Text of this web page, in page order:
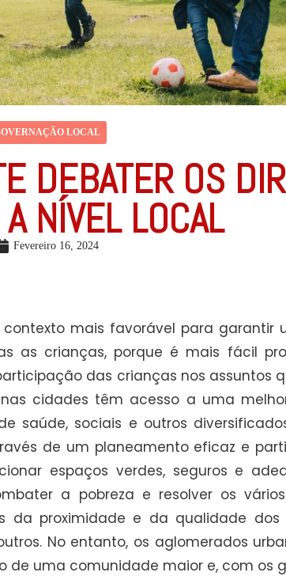
LOCAL
DEBATER OS
NÍVEL LOCAL
Fevereiro 16, 2024
mais favorável para garantir
as crianças, porque é mais fácil
das crianças nos assuntos
cidades têm acesso a uma
saúde, sociais e outros
de um planeamento eficaz e
espaços verdes, seguros e
a pobreza e resolver os
da proximidade e da qualidade dos
No entanto, os aglomerados
de uma comunidade maior e, com os